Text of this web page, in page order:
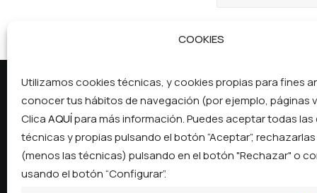
COOKIES
Utilizamos cookies técnicas, y cookies propias para fines
conocer tus hábitos de navegación (por ejemplo, páginas
ClicaAQUÍpara más información. Puedes aceptar todas las
técnicas y propias pulsando el botón “Aceptar”,
(menos las técnicas) pulsando en el botón "Rechazar" o
usando el botón “Configurar”.
info@ibercomcooperativa.com
924 555 633